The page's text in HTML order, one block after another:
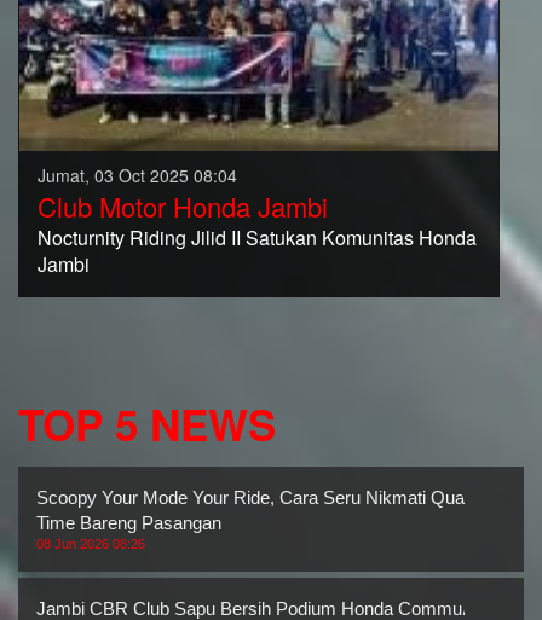
Jumat, 03 Oct 2025 08:04
Club Motor Honda Jambi
Nocturnity Riding Jilid II Satukan Komunitas Honda
Jambi
TOP 5 NEWS
Scoopy Your Mode Your Ride, Cara Seru Nikmati Quality
Time Bareng Pasangan
08 Jun 2026 08:26
Jambi CBR Club Sapu Bersih Podium Honda Community